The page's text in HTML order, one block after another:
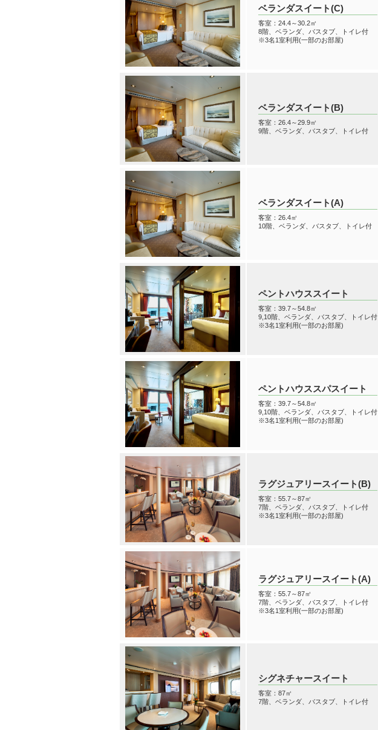
ベランダスイート(C)
客室：24.4～30.2㎡
8階、ベランダ、バスタブ、トイレ付
※3名1室利用(一部のお部屋)
ベランダスイート(B)
客室：26.4～29.9㎡
9階、ベランダ、バスタブ、トイレ付
ベランダスイート(A)
客室：26.4㎡
10階、ベランダ、バスタブ、トイレ付
ペントハウススイート
客室：39.7～54.8㎡
9,10階、ベランダ、バスタブ、トイレ付
※3名1室利用(一部のお部屋)
ペントハウススパスイート
客室：39.7～54.8㎡
9,10階、ベランダ、バスタブ、トイレ付
※3名1室利用(一部のお部屋)
ラグジュアリースイート(B)
客室：55.7～87㎡
7階、ベランダ、バスタブ、トイレ付
※3名1室利用(一部のお部屋)
ラグジュアリースイート(A)
客室：55.7～87㎡
7階、ベランダ、バスタブ、トイレ付
※3名1室利用(一部のお部屋)
シグネチャースイート
客室：87㎡
7階、ベランダ、バスタブ、トイレ付